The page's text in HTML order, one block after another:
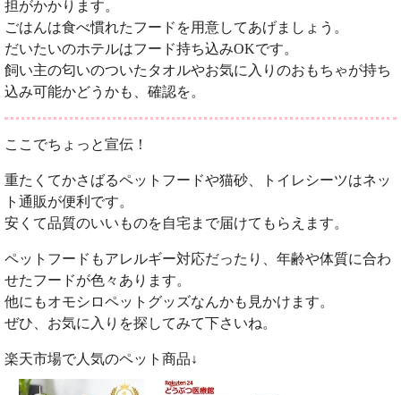
担がかかります。
ごはんは食べ慣れたフードを用意してあげましょう。
だいたいのホテルはフード持ち込みOKです。
飼い主の匂いのついたタオルやお気に入りのおもちゃが持ち
込み可能かどうかも、確認を。
ここでちょっと宣伝！
重たくてかさばるペットフードや猫砂、トイレシーツはネッ
ト通販が便利です。
安くて品質のいいものを自宅まで届けてもらえます。
ペットフードもアレルギー対応だったり、年齢や体質に合わ
せたフードが色々あります。
他にもオモシロペットグッズなんかも見かけます。
ぜひ、お気に入りを探してみて下さいね。
楽天市場で人気のペット商品↓